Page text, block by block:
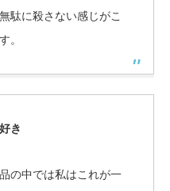
駄に殺さない感じがこ
。
き
の中では私はこれが一